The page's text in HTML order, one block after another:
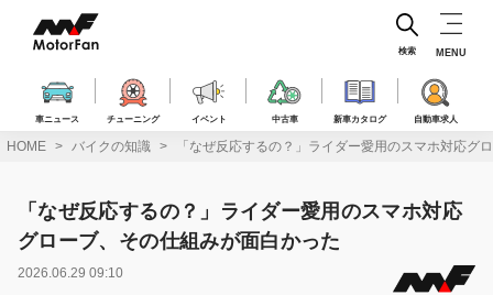
ス
車ニュース チューニング イベント 中古車 新車カタログ 自動車求人
検索 MENU
HOME バイクの知識 「なぜ反応するの？」ライダー愛用のスマホ対応グ
「なぜ反応するの？」ライダー愛用のスマホ対応
グローブ、その仕組みが面白かった
2026.06.29 09:10